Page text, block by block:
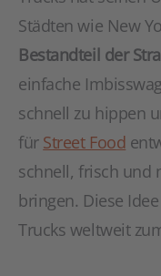
Städten wie New
Bestandteil der
einfache
schnell zu hippen
für Street Food
schnell, frisch und
bringen. Diese
Trucks weltweit